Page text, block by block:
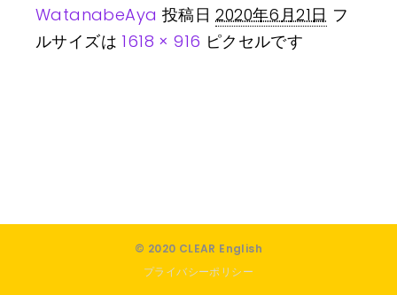
WatanabeAya 投稿日2020年6月21日 フ
ルサイズは 1618 × 916 ピクセルです
© 2020 CLEAR English
プライバシーポリシー